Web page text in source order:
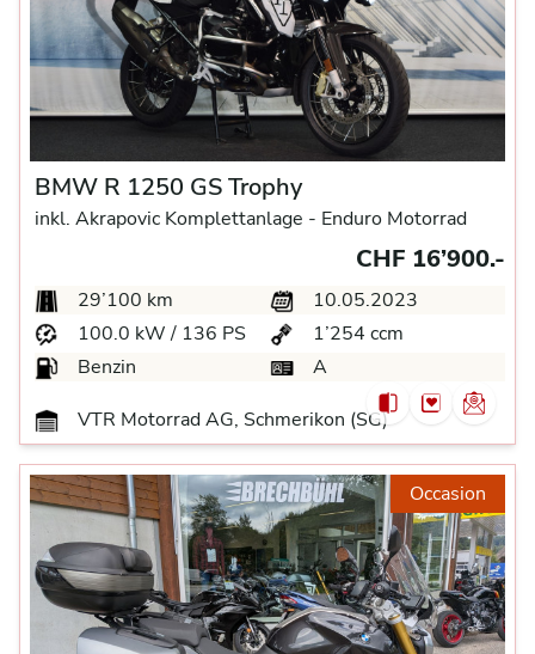
BMW R 1250 GS Trophy
inkl. Akrapovic Komplettanlage - Enduro Motorrad
CHF 16’900.-
29’100 km
10.05.2023
100.0 kW / 136 PS
1’254 ccm
Benzin
A
VTR Motorrad AG, Schmerikon (SG)
Occasion